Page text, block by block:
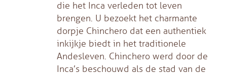
die het Inca verleden tot leven
brengen. U bezoekt het charmante
dorpje Chinchero dat een authentiek
inkijkje biedt in het traditionele
Andesleven. Chinchero werd door de
Inca’s beschouwd als de stad van de